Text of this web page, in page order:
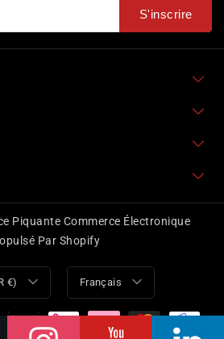
S'inscrire
Piquante Commerce Électronique
Par Shopify
€) Français